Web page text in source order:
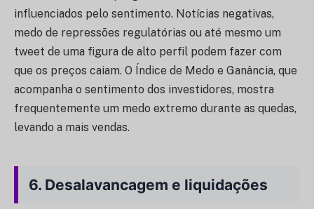
influenciados pelo sentimento. Notícias negativas,
medo de repressões regulatórias ou até mesmo um
tweet de uma figura de alto perfil podem fazer com
que os preços caiam. O Índice de Medo e Ganância, que
acompanha o sentimento dos investidores, mostra
frequentemente um medo extremo durante as quedas,
levando a mais vendas.
6. Desalavancagem e liquidações